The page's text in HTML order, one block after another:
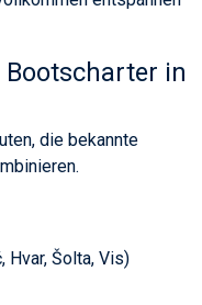
Bootscharter in
die bekannte
Hvar, Šolta, Vis)